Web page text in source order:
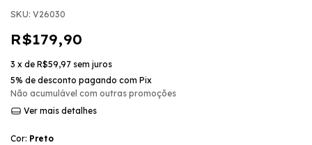
SKU: V26030
R$179,90
3 x de R$59,97 sem juros
5% de desconto pagando com Pix
Não acumulável com outras promoções
Ver mais detalhes
Cor: Preto